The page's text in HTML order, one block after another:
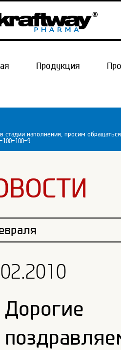
Продукция
стадии наполнения, просим
100-9
Дорогие